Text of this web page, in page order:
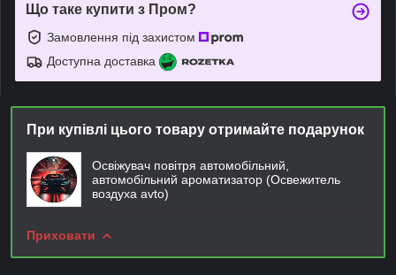
Що таке купити з Пром?
Замовлення під захистом
Доступна доставка
При купівлі цього товару отримайте подарунок
Освіжувач повітря автомобільний,
автомобільний ароматизатор (Освежитель
воздуха avto)
Приховати